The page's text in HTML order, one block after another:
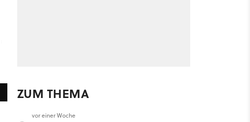
ZUM THEMA
vor einer Woche